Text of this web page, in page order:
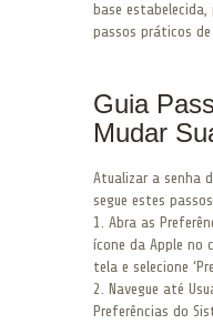
base
passos práticos de
Guia
Mudar
Atualizar a senha
segue estes
1. Abra as
ícone da Apple no
tela e selecione
2. Navegue até
Preferências do